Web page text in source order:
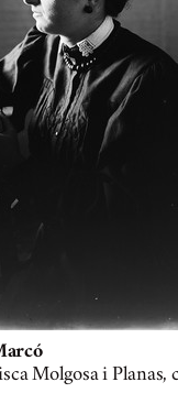
Molgosa i Planas,